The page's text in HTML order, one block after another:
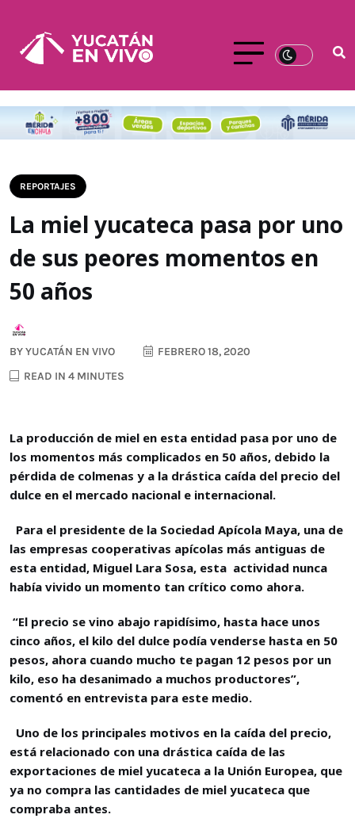
REPORTAJES
La miel yucateca pasa por uno
de sus peores momentos en
50 años
BYYUCATÁN EN VIVO
FEBRERO 18, 2020
READ IN 4 MINUTES
La producción de miel en esta entidad pasa por uno de
los momentos más complicados en 50 años, debido la
pérdida de colmenas y a la drástica caída del precio del
dulce en el mercado nacional e internacional.
Para el presidente de la Sociedad Apícola Maya, una de
las empresas cooperativas apícolas más antiguas de
esta entidad, Miguel Lara Sosa, esta actividad nunca
había vivido un momento tan crítico como ahora.
“El precio se vino abajo rapidísimo, hasta hace unos
cinco años, el kilo del dulce podía venderse hasta en 50
pesos, ahora cuando mucho te pagan 12 pesos por un
kilo, eso ha desanimado a muchos productores”,
comentó en entrevista para este medio.
Uno de los principales motivos en la caída del precio,
está relacionado con una drástica caída de las
exportaciones de miel yucateca a la Unión Europea, que
ya no compra las cantidades de miel yucateca que
compraba antes.